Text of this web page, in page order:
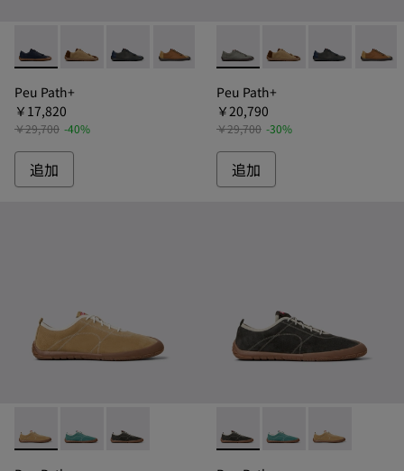
Peu Path+ - K101114-005 - ペウパスプラス カジュアルシ
Peu Path+ - K101114-014
Peu Path+ - K101114-009 - ツインズ カジュ
Peu Path+ - K101114-008 - ツインズ
Peu Path+ - K101114-006 -
Peu Path+ - K101114-
Peu Path+ -
Peu Path+
￥17,820
￥29,700 -40%
追加
Peu Path+ - K101114-006 -
Peu Path+ -Peu Path+ -
Peu
Peu Path+
￥20,790
￥29,700 -30%
追加
Peu Path+ - K101118-001 - ペウパスプラス レザースニー
Peu Path+ - K101118-003 - ペウパスプラス レザー
Peu Path+ - K101118-002 - ペウパスプラス
Peu Path+ - K101118-002 -
Peu Path+ -Peu Path+ -